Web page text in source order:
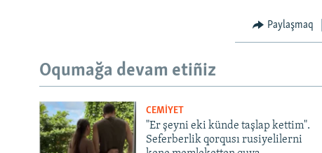
Paylaşmaq
Oqumağa devam etiñiz
CEMİYET
"Er şeyni eki künde taşlap kettim".
Seferberlik qorqusı rusiyelilerni